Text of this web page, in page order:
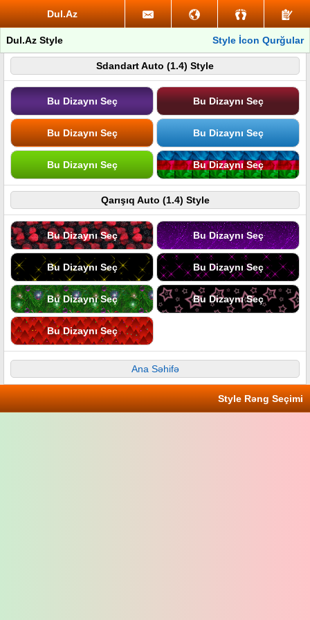
Dul.Az
Dul.Az Style Style İcon Qurğular
Sdandart Auto (1.4) Style
Bu Dizaynı Seç Bu Dizaynı Seç
Bu Dizaynı Seç Bu Dizaynı Seç
Bu Dizaynı Seç Bu Dizaynı Seç
Qarışıq Auto (1.4) Style
Bu Dizaynı Seç Bu Dizaynı Seç
Bu Dizaynı Seç Bu Dizaynı Seç
Bu Dizaynı Seç Bu Dizaynı Seç
Bu Dizaynı Seç
Ana Səhifə
Style Rəng Seçimi